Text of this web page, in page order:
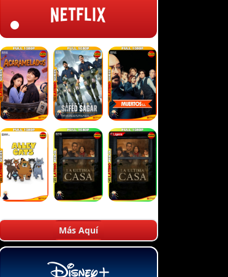
Más Aquí